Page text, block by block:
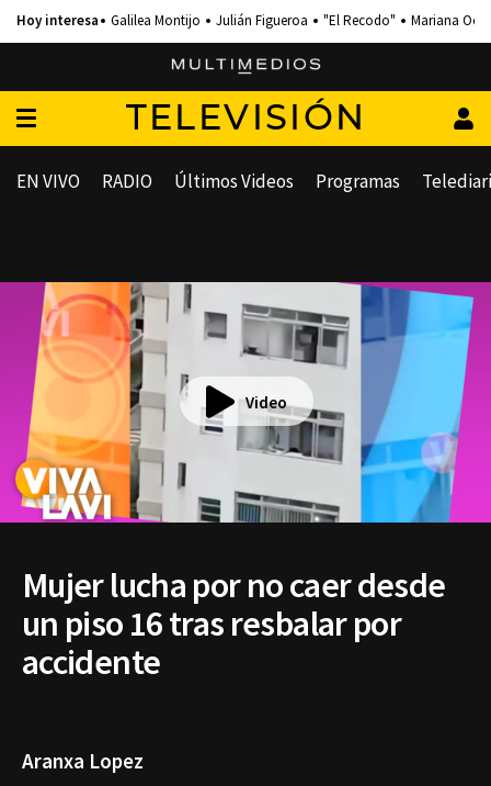
Galilea Montijo Julián Figueroa "El Recodo" Mariana
TELEVISIÓN
EN VIVO RADIO Últimos Videos Programas
Video
Mujer lucha por no caer desde
un piso 16 tras resbalar por
accidente
Aranxa Lopez